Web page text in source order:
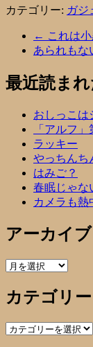
カテゴリー: ガジ
← これは
あられもな
最近読ま
おしっこは
「アルフ
ラッキー
やっちんち
はみご？
春眠じゃな
カメラも熱
アーカイブ
ア
カ
イ
ブ
カテゴリー
カ